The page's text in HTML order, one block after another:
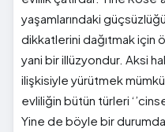
yaşamlarındaki
dikkatlerini dağıtmak için
yani bir illüzyondur. Aksi
ilişkisiyle yürütmek
evliliğin bütün türleri
Yine de böyle bir